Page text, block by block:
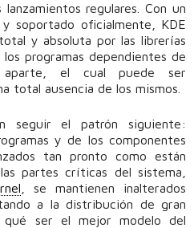
regulares. Con un
soportado oficialmente, KDE
y absoluta por las librerías
los programas dependientes de
el cual puede ser
total ausencia de los mismos.
seguir el patrón siguiente:
y de los componentes
tan pronto como están
partes críticas del sistema,
, se mantienen inalterados
a la distribución de gran
ser el mejor modelo del